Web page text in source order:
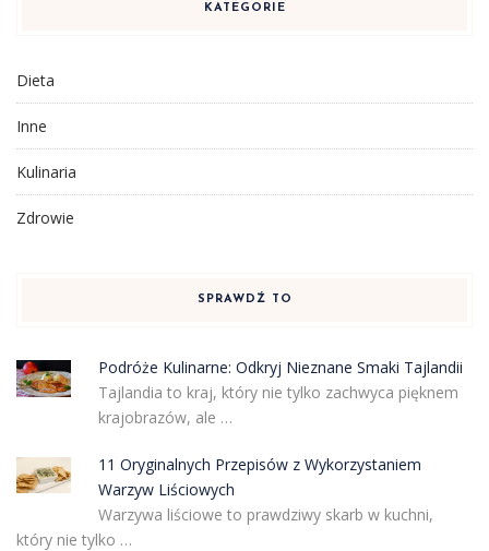
KATEGORIE
Dieta
Inne
Kulinaria
Zdrowie
SPRAWDŹ TO
Podróże Kulinarne: Odkryj Nieznane Smaki Tajlandii
Tajlandia to kraj, który nie tylko zachwyca pięknem
krajobrazów, ale …
11 Oryginalnych Przepisów z Wykorzystaniem
Warzyw Liściowych
Warzywa liściowe to prawdziwy skarb w kuchni,
który nie tylko …